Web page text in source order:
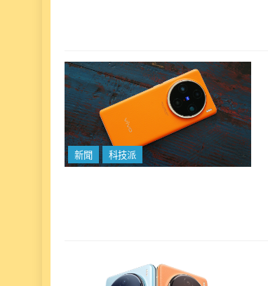
新聞 科技派